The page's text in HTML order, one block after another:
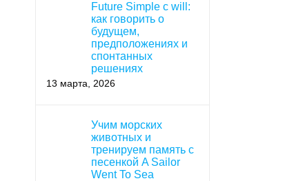
Future Simple с will:
как говорить о
будущем,
предположениях и
спонтанных
решениях
13 марта, 2026
Учим морских
животных и
тренируем память с
песенкой A Sailor
Went To Sea